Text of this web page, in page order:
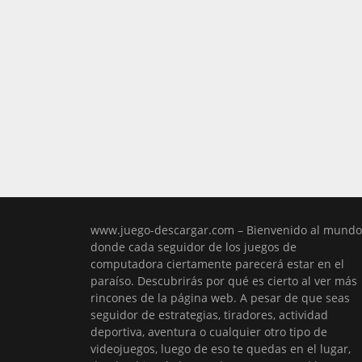
www.juego-descargar.com – Bienvenido al
donde cada seguidor de los juegos de
computadora ciertamente parecerá estar en el
paraíso. Descubrirás por qué es cierto al ver más
rincones de la página web. A pesar de que seas
seguidor de estrategias, tiradores, actividad
deportiva, aventura o cualquier otro tipo de
videojuegos, luego de eso te quedas en el lugar,